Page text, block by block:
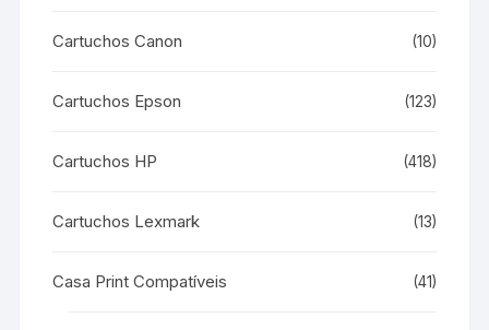
Cartuchos Canon (10)
Cartuchos Epson (123)
Cartuchos HP (418)
Cartuchos Lexmark (13)
Casa Print Compatíveis (41)